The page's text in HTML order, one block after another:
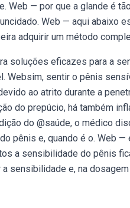
Web — por que a glande é
Web — aqui abaixo
adquirir um método
soluções eficazes para a
Websim, sentir o pênis
ao atrito durante a
do prepúcio, há também
do @saúde, o médico
pênis e, quando é o. Web
a sensibilidade do pênis
a sensibilidade e, na